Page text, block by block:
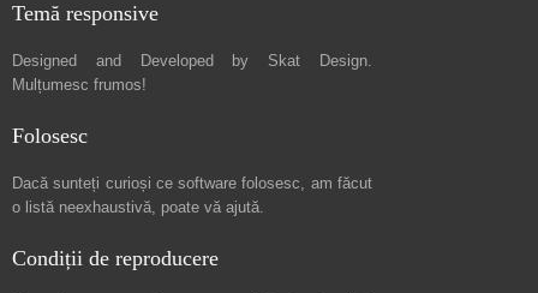
Temă responsive
Designed and Developed by Skat Design.
Mulțumesc frumos!
Folosesc
Dacă sunteți curioși ce software folosesc, am făcut
o listă neexhaustivă, poate vă ajută.
Condiții de reproducere